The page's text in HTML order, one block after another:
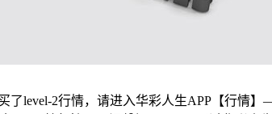
了level-2行情，请进入华彩人生APP【行情